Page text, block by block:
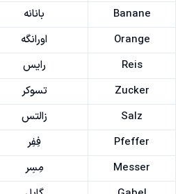
Banane
بانانه
Orange
اورانگه
Reis
رایس
Zucker
تسوکر
Salz
زالتس
Pfeffer
فِفِر
Messer
مِسِر